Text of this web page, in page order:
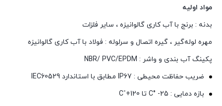
مواد اولیه
بدنه : برنج با آب کاری گالوانیزه ، سایر فلزات
مهره لوله‌گیر ، گیره اتصال و سرلوله : فولاد با آب کاری گالوانیزه
پکینگ آب‌ بندی و واشر : NBR/ PVC/EPDM
ضریب حفاظت محیطی : IP67 مطابق با استاندارد IEC60529
بازه دمایی : C° -25 تا C˚+120